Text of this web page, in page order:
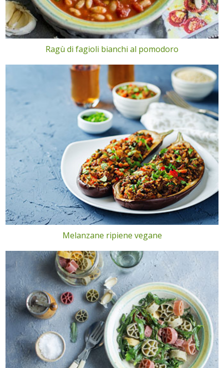
Ragù di fagioli bianchi al pomodoro
Melanzane ripiene vegane